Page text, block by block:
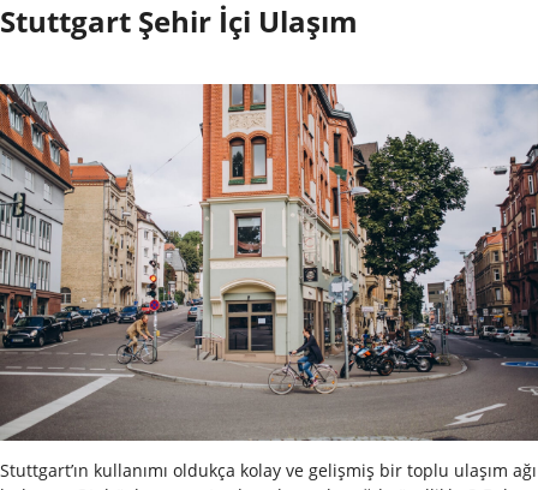
Stuttgart Şehir İçi Ulaşım
Stuttgart’ın kullanımı oldukça kolay ve gelişmiş bir toplu ulaşım ağı